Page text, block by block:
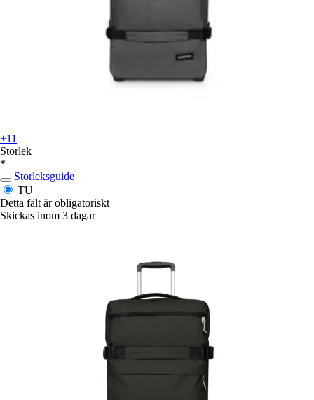
+11
Storlek
*
Storleksguide
TU
Detta fält är obligatoriskt
Skickas inom 3 dagar